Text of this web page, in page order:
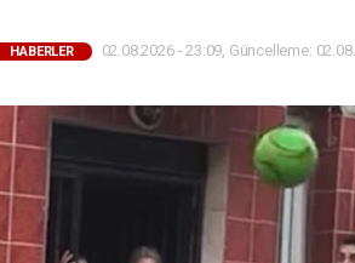
HABERLER 02.08.2026 - 23:09, Güncelleme: